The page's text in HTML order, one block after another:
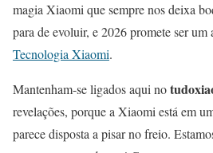
magia Xiaomi que sempre nos deixa
para de evoluir, e 2026 promete ser
Tecnologia Xiaomi.
Mantenham-se ligados aqui no
revelações, porque a Xiaomi está em
parece disposta a pisar no freio.